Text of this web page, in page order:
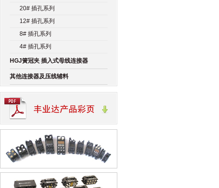
20# 插孔系列
12# 插孔系列
8# 插孔系列
4# 插孔系列
HGJ簧冠夹 插入式母线连接器
其他连接器及压线辅料